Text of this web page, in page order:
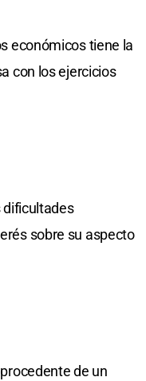
económicos tiene la
con los ejercicios
dificultades
sobre su aspecto
de un